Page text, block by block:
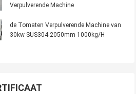
Verpulverende Machine
de Tomaten Verpulverende Machine van
30kw SUS304 2050mm 1000kg/H